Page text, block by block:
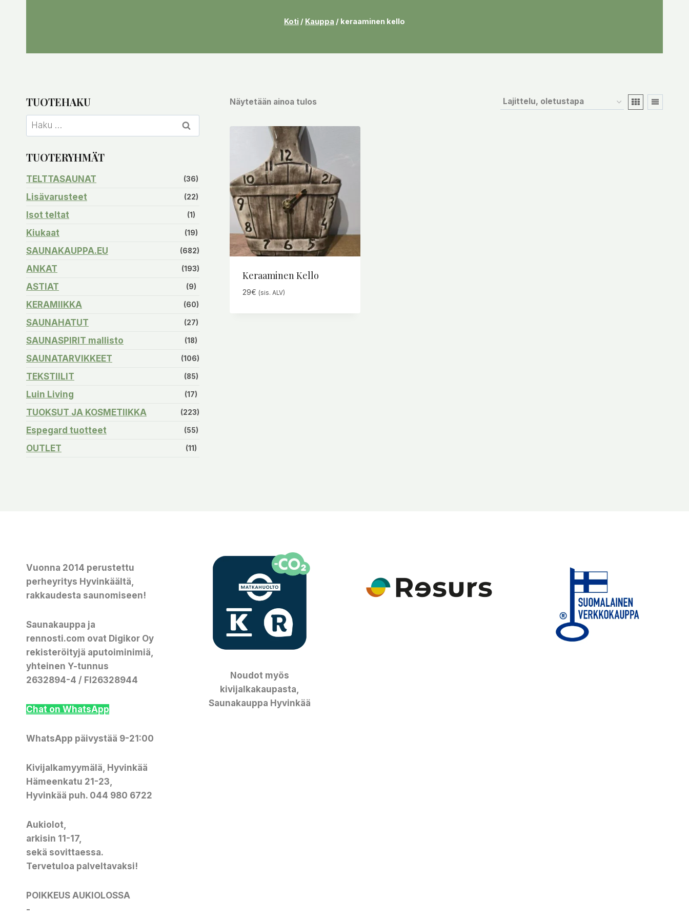
Koti / Kauppa / keraaminen kello
Näytetään ainoa tulos
Keraaminen Kello
29€ (sis. ALV)
TUOTEHAKU
Haku:
TUOTERYHMÄT
TELTTASAUNAT (36)
Lisävarusteet (22)
Isot teltat (1)
Kiukaat (19)
SAUNAKAUPPA.EU (682)
ANKAT (193)
ASTIAT (9)
KERAMIIKKA (60)
SAUNAHATUT (27)
SAUNASPIRIT mallisto (18)
SAUNATARVIKKEET (106)
TEKSTIILIT (85)
Luin Living (17)
TUOKSUT JA KOSMETIIKKA (223)
Espegard tuotteet (55)
OUTLET (11)
Vuonna 2014 perustettu
perheyritys Hyvinkäältä,
rakkaudesta saunomiseen!
Saunakauppa ja
rennosti.com ovat Digikor Oy
rekisteröityjä aputoiminimiä,
yhteinen Y-tunnus
2632894-4 / FI26328944
Chat on WhatsApp
WhatsApp päivystää 9-21:00
Kivijalkamyymälä, Hyvinkää
Hämeenkatu 21-23,
Hyvinkää puh. 044 980 6722
Aukiolot,
arkisin 11-17,
sekä sovittaessa.
Tervetuloa palveltavaksi!
POIKKEUS AUKIOLOSSA
-
Noudot myös
kivijalkakaupasta,
Saunakauppa Hyvinkää